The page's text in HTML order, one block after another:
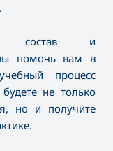
состав и
помочь вам в
процесс
не только
но и получите